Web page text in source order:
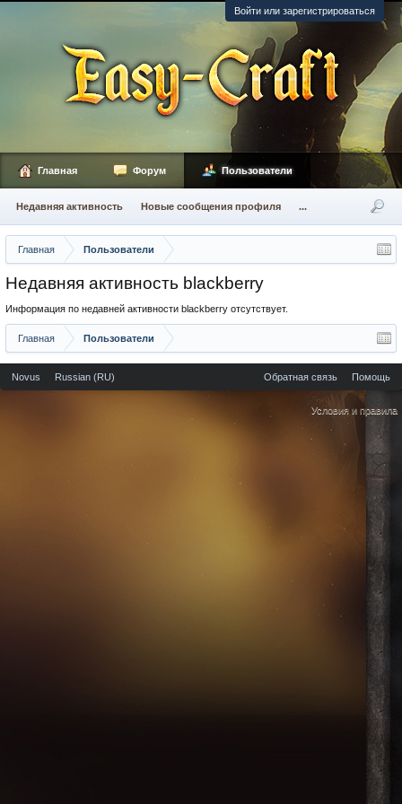
Войти или зарегистрироваться
Главная Пользователи
Недавняя активность blackberry
Информация по недавней активности blackberry отсутствует.
Главная Пользователи
Главная Форум Пользователи
Недавняя активность Новые сообщения профиля ...
Novus Russian (RU) Обратная связь Помощь
Условия и правила